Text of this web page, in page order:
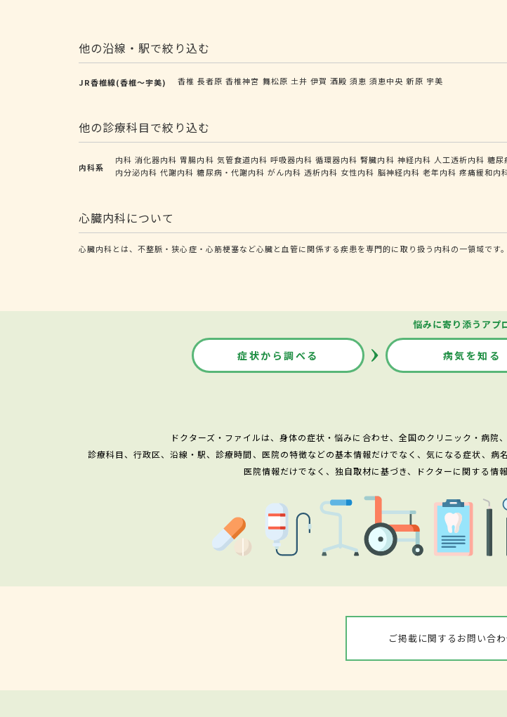
他の沿線・駅で絞り込む
JR香椎線(香椎～宇美) 香椎 長者原 香椎神宮 舞松原 土井 伊賀 酒殿 須恵 須恵中央 新原 宇美
他の診療科目で絞り込む
内科系
内科 消化器内科 胃腸内科 気管食道内科 呼吸器内科 循環器内科 腎臓内科 神経内科 人工透析内科 糖尿
内分泌内科 代謝内科 糖尿病・代謝内科 がん内科 透析内科 女性内科 脳神経内科 老年内科 疼痛緩和内
心臓内科について
心臓内科とは、不整脈・狭心症・心筋梗塞など心臓と血管に関係する疾患を専門的に取り扱う内科の一領域です。
悩みに寄り添うアプ
症状から調べる 病気を知る
ドクターズ・ファイルは、身体の症状・悩みに合わせ、全国のクリニック・病院
診療科目、行政区、沿線・駅、診療時間、医院の特徴などの基本情報だけでなく、気になる症状、病
医院情報だけでなく、独自取材に基づき、ドクターに関する情
ご掲載に関するお問い合